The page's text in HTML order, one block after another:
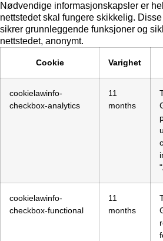
Nødvendige informasjonskapsler er
nettstedet skal fungere skikkelig.
sikrer grunnleggende funksjoner og
nettstedet, anonymt.
Cookie Varighet
cookielawinfo-
checkbox-analytics
11
months
cookielawinfo-
checkbox-functional
11
months